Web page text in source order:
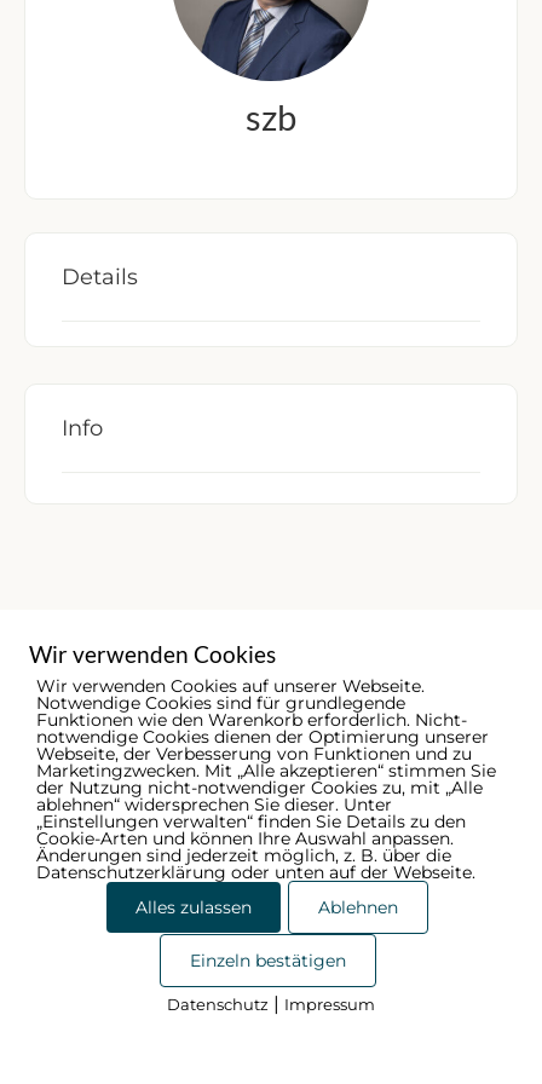
szb
Details
Info
© 2026 - Ammerländer Schützenbund | by
Datenschutzerklärung
Wir verwenden Cookies
Wir verwenden Cookies auf unserer Webseite.
Notwendige Cookies sind für grundlegende
Funktionen wie den Warenkorb erforderlich. Nicht-
notwendige Cookies dienen der Optimierung unserer
Webseite, der Verbesserung von Funktionen und zu
Marketingzwecken. Mit „Alle akzeptieren“ stimmen Sie
der Nutzung nicht-notwendiger Cookies zu, mit „Alle
ablehnen“ widersprechen Sie dieser. Unter
„Einstellungen verwalten“ finden Sie Details zu den
Cookie-Arten und können Ihre Auswahl anpassen.
Änderungen sind jederzeit möglich, z. B. über die
Datenschutzerklärung oder unten auf der Webseite.
Alles zulassen
Ablehnen
Einzeln bestätigen
Datenschutz | Impressum